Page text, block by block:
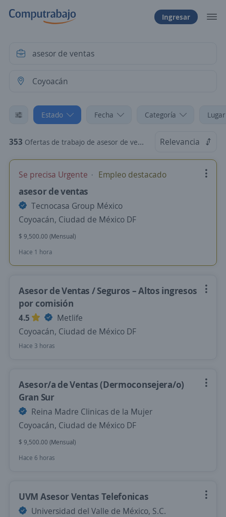
Ingresar
Estado Fecha Categoría
353 Ofertas de trabajo de asesor de ventas en Coyoacán, Ciudad de México DF Relevancia
Se precisa Urgente Empleo destacado
asesor de ventas
Tecnocasa Group México
Coyoacán, Ciudad de México DF
$ 9,500.00 (Mensual)
Hace 1 hora
Asesor de Ventas / Seguros – Altos ingresos
por comisión
4.5
Metlife
Coyoacán, Ciudad de México DF
Hace 3 horas
Asesor/a de Ventas (Dermoconsejera/o)
Gran Sur
Reina Madre Clinicas de la Mujer
Coyoacán, Ciudad de México DF
$ 9,500.00 (Mensual)
Hace 6 horas
UVM Asesor Ventas Telefonicas
Universidad del Valle de México, S.C.